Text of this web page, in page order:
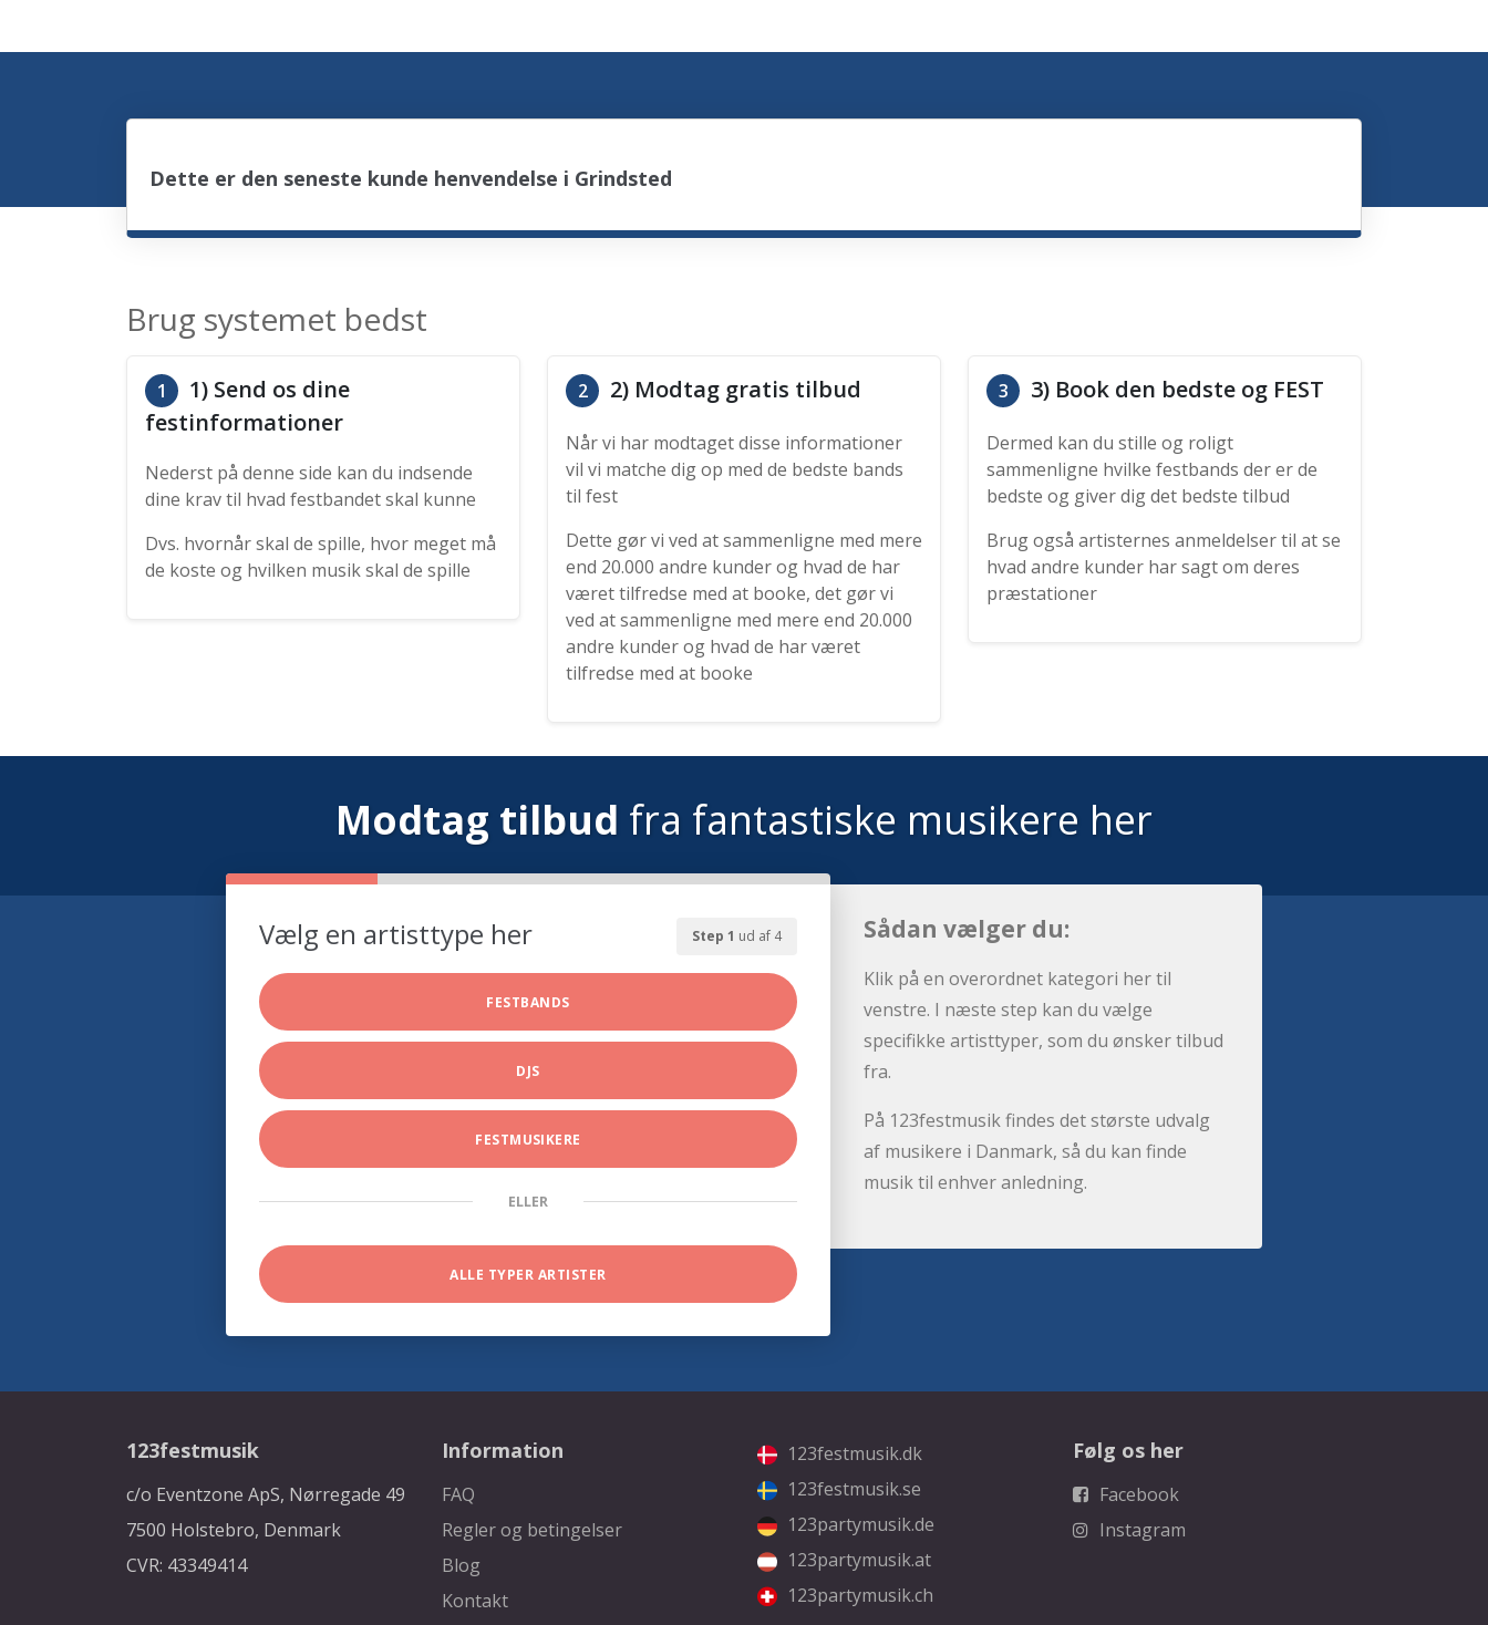
Dette er den seneste kunde henvendelse i Grindsted
Brug systemet bedst
1
1) Send os dine
festinformationer
Nederst på denne side kan du indsende
dine krav til hvad festbandet skal kunne
Dvs. hvornår skal de spille, hvor meget må
de koste og hvilken musik skal de spille
2 2) Modtag gratis tilbud
Når vi har modtaget disse informationer
vil vi matche dig op med de bedste bands
til fest
Dette gør vi ved at sammenligne med mere
end 20.000 andre kunder og hvad de har
været tilfredse med at booke, det gør vi
ved at sammenligne med mere end 20.000
andre kunder og hvad de har været
tilfredse med at booke
3 3) Book den bedste og FEST
Dermed kan du stille og roligt
sammenligne hvilke festbands der er de
bedste og giver dig det bedste tilbud
Brug også artisternes anmeldelser til at se
hvad andre kunder har sagt om deres
præstationer
Modtag tilbud fra fantastiske musikere her
Step 1 ud af 4
Vælg en artisttype her
FESTBANDS
DJS
FESTMUSIKERE
ELLER
ALLE TYPER ARTISTER
Sådan vælger du:
Klik på en overordnet kategori her til
venstre. I næste step kan du vælge
specifikke artisttyper, som du ønsker tilbud
fra.
På 123festmusik findes det største udvalg
af musikere i Danmark, så du kan finde
musik til enhver anledning.
123festmusik
c/o Eventzone ApS, Nørregade 49
7500 Holstebro, Denmark
CVR: 43349414
Information
FAQ
Regler og betingelser
Blog
Kontakt
123festmusik.dk
123festmusik.se
123partymusik.de
123partymusik.at
123partymusik.ch
Følg os her
Facebook
Instagram